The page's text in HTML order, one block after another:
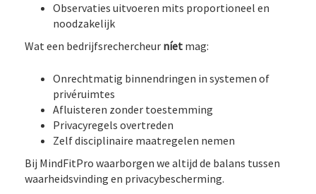
Observaties uitvoeren mits proportioneel en
noodzakelijk
Wat een bedrijfsrechercheur níet mag:
Onrechtmatig binnendringen in systemen of
privéruimtes
Afluisteren zonder toestemming
Privacyregels overtreden
Zelf disciplinaire maatregelen nemen
Bij MindFitPro waarborgen we altijd de balans tussen
waarheidsvinding en privacybescherming.